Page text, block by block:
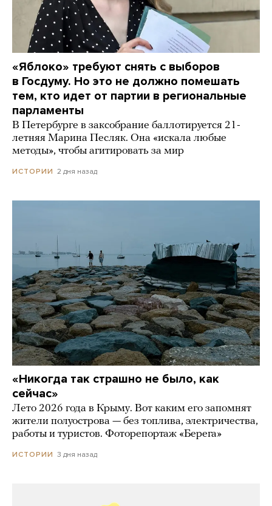
«Яблоко» требуют снять с выборов
в Госдуму. Но это не должно помешать
тем, кто идет от партии в региональные
парламенты
В Петербурге в заксобрание баллотируется 21-
летняя Марина Песляк. Она «искала любые
методы», чтобы агитировать за мир
ИСТОРИИ 2 дня назад
«Никогда так страшно не было, как
сейчас»
Лето 2026 года в Крыму. Вот каким его запомнят
жители полуострова — без топлива, электричества,
работы и туристов. Фоторепортаж «Берега»
ИСТОРИИ 3 дня назад